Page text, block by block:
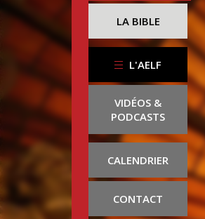
LA BIBLE
L'AELF
VIDÉOS &
PODCASTS
CALENDRIER
CONTACT